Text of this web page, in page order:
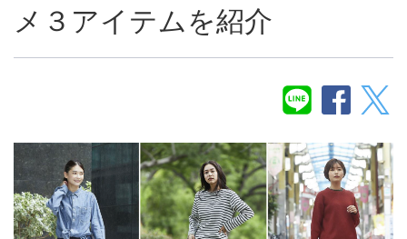
メ３アイテムを紹介